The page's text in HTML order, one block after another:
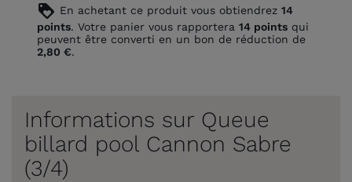
loyalty En achetant ce produit vous obtiendrez 14
points. Votre panier vous rapportera 14 points qui
peuvent être converti en un bon de réduction de
2,80 €.
Informations sur Queue
billard pool Cannon Sabre
(3/4)